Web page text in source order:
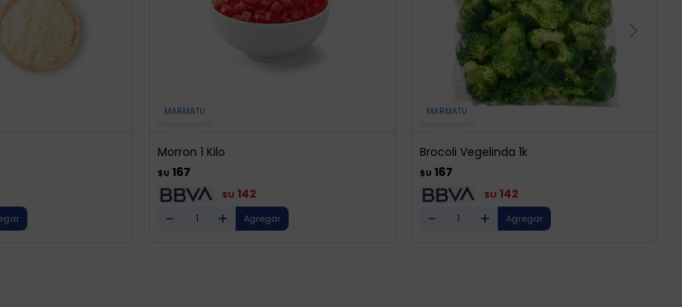
MARMATU
Morron 1 Kilo
$U 167
$U 142
- +
MARMATU
Brocoli Vegelinda 1k
$U 167
$U 142
- +